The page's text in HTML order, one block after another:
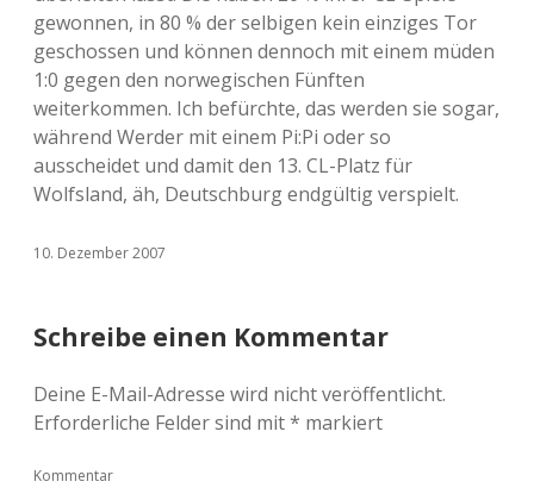
gewonnen, in 80 % der selbigen kein einziges Tor
geschossen und können dennoch mit einem müden
1:0 gegen den norwegischen Fünften
weiterkommen. Ich befürchte, das werden sie sogar,
während Werder mit einem Pi:Pi oder so
ausscheidet und damit den 13. CL-Platz für
Wolfsland, äh, Deutschburg endgültig verspielt.
10. Dezember 2007
Schreibe einen Kommentar
Deine E-Mail-Adresse wird nicht veröffentlicht.
Erforderliche Felder sind mit* markiert
Kommentar